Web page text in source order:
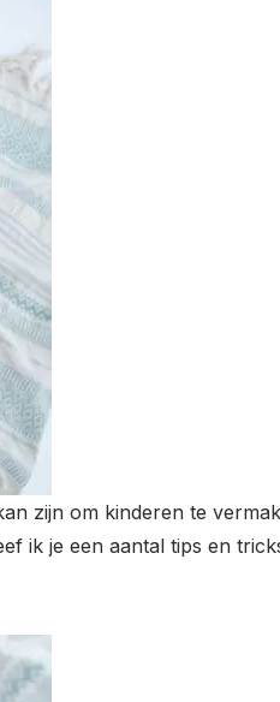
zijn om kinderen te
ik je een aantal tips en